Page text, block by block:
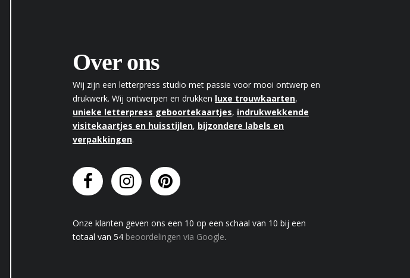
Over ons
Wij zijn een letterpress studio met passie voor mooi ontwerp en
drukwerk. Wij ontwerpen en drukken luxe trouwkaarten,
unieke letterpress geboortekaartjes, indrukwekkende
visitekaartjes en huisstijlen, bijzondere labels en
verpakkingen.
Onze klanten geven ons een 10 op een schaal van 10 bij een
totaal van 54 beoordelingen via Google.